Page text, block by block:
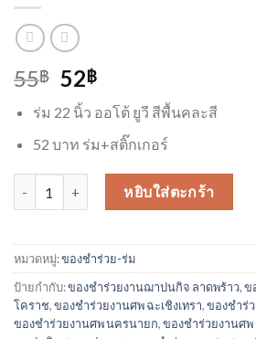
55฿ Original
price
was:
55฿.
52฿Current
price
is:
52฿.
ร่ม 22 นิ้ว ออโต้ ยูวี สีพื้นคละสี
52 บาท ร่ม+สติ๊กเกอร์
จำนวน ร่ม 22 นิ้ว ออโต้ ยูวี สีพื้นคละสี- รหัส
หยิบใส่ตะกร้า
หมวดหมู่:ของชำร่วย-ร่ม
ป้ายกำกับ:ของชำร่วยงานฌาปนกิจ ลาดพร้าว,ข
โคราช,ของชำร่วยงานศพ ฉะเชิงเทรา,ของชำร่
ของชำร่วยงานศพ นครนายก,ของชำร่วยงานศพ